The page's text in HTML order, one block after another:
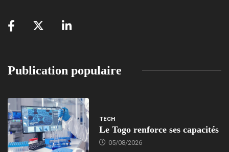
Publication populaire
TECH
Le Togo renforce ses capacités
05/08/2026